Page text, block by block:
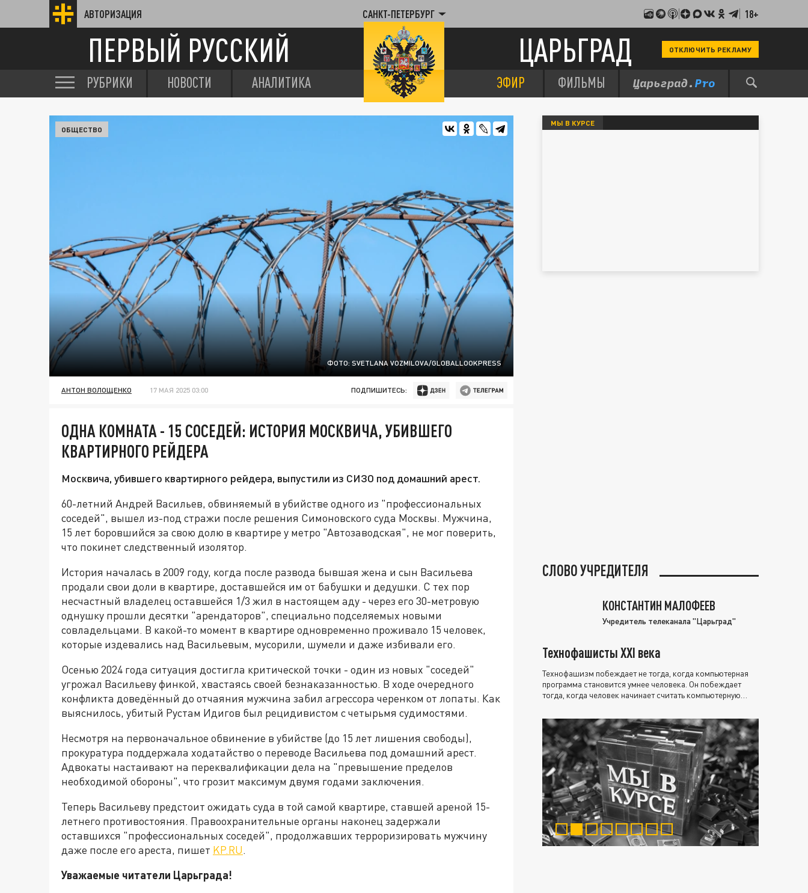
АВТОРИЗАЦИЯ САНКТ-ПЕТЕРБУРГ 18+
ПЕРВЫЙ РУССКИЙ ЦАРЬГРАД ОТКЛЮЧИТЬ РЕКЛАМУ
РУБРИКИ НОВОСТИ АНАЛИТИКА ЭФИР ФИЛЬМЫ
ФОТО: SVETLANA VOZMILOVA/GLOBALLOOKPRESS
ОБЩЕСТВО
АНТОН ВОЛОЩЕНКО 17 МАЯ 2025 03:00 ПОДПИШИТЕСЬ:
ОДНА КОМНАТА - 15 СОСЕДЕЙ: ИСТОРИЯ МОСКВИЧА, УБИВШЕГО
КВАРТИРНОГО РЕЙДЕРА
Москвича, убившего квартирного рейдера, выпустили из СИЗО под домашний арест.
60-летний Андрей Васильев, обвиняемый в убийстве одного из "профессиональных
соседей", вышел из-под стражи после решения Симоновского суда Москвы. Мужчина,
15 лет боровшийся за свою долю в квартире у метро "Автозаводская", не мог поверить,
что покинет следственный изолятор.
История началась в 2009 году, когда после развода бывшая жена и сын Васильева
продали свои доли в квартире, доставшейся им от бабушки и дедушки. С тех пор
несчастный владелец оставшейся 1/3 жил в настоящем аду - через его 30-метровую
однушку прошли десятки "арендаторов", специально подселяемых новыми
совладельцами. В какой-то момент в квартире одновременно проживало 15 человек,
которые издевались над Васильевым, мусорили, шумели и даже избивали его.
Осенью 2024 года ситуация достигла критической точки - один из новых "соседей"
угрожал Васильеву финкой, хвастаясь своей безнаказанностью. В ходе очередного
конфликта доведённый до отчаяния мужчина забил агрессора черенком от лопаты. Как
выяснилось, убитый Рустам Идигов был рецидивистом с четырьмя судимостями.
Несмотря на первоначальное обвинение в убийстве (до 15 лет лишения свободы),
прокуратура поддержала ходатайство о переводе Васильева под домашний арест.
Адвокаты настаивают на переквалификации дела на "превышение пределов
необходимой обороны", что грозит максимум двумя годами заключения.
Теперь Васильеву предстоит ожидать суда в той самой квартире, ставшей ареной 15-
летнего противостояния. Правоохранительные органы наконец задержали
оставшихся "профессиональных соседей", продолжавших терроризировать мужчину
даже после его ареста, пишет KP.RU.
Уважаемые читатели Царьграда!
МЫ В КУРСЕ
СЛОВО УЧРЕДИТЕЛЯ
КОНСТАНТИН МАЛОФЕЕВ
Учредитель телеканала "Царьград"
Технофашисты XXI века
Технофашизм побеждает не тогда, когда компьютерная
программа становится умнее человека. Он побеждает
тогда, когда человек начинает считать компьютерную